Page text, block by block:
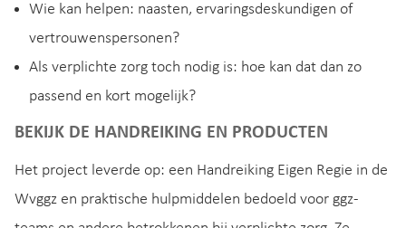
Wie kan helpen: naasten, ervaringsdeskundigen of
vertrouwenspersonen?
Als verplichte zorg toch nodig is: hoe kan dat dan zo
passend en kort mogelijk?
BEKIJK DE HANDREIKING EN PRODUCTEN
Het project leverde op: een Handreiking Eigen Regie in de
Wvggz en praktische hulpmiddelen bedoeld voor ggz-